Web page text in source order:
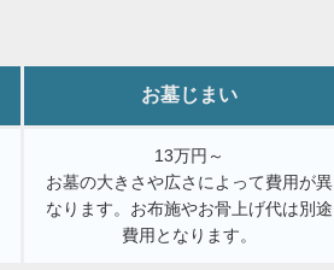
お墓じまい
13万円～
お墓の大きさや広さによって費用が異
なります。お布施やお骨上げ代は別途
費用となります。